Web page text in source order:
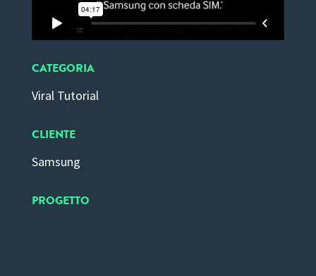
CATEGORIA
Viral Tutorial
CLIENTE
Samsung
PROGETTO